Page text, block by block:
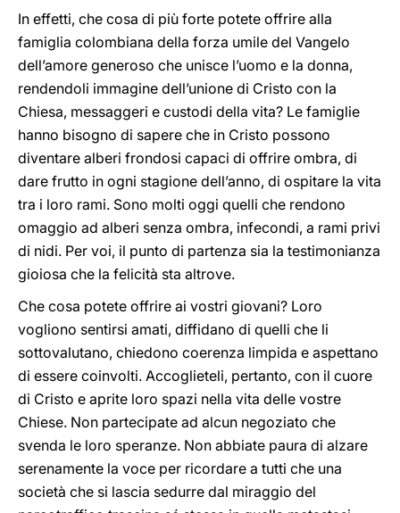
In effetti, che cosa di più forte potete offrire alla
famiglia colombiana della forza umile del Vangelo
dell’amore generoso che unisce l’uomo e la donna,
rendendoli immagine dell’unione di Cristo con la
Chiesa, messaggeri e custodi della vita? Le famiglie
hanno bisogno di sapere che in Cristo possono
diventare alberi frondosi capaci di offrire ombra, di
dare frutto in ogni stagione dell’anno, di ospitare la vita
tra i loro rami. Sono molti oggi quelli che rendono
omaggio ad alberi senza ombra, infecondi, a rami privi
di nidi. Per voi, il punto di partenza sia la testimonianza
gioiosa che la felicità sta altrove.
Che cosa potete offrire ai vostri giovani? Loro
vogliono sentirsi amati, diffidano di quelli che li
sottovalutano, chiedono coerenza limpida e aspettano
di essere coinvolti. Accoglieteli, pertanto, con il cuore
di Cristo e aprite loro spazi nella vita delle vostre
Chiese. Non partecipate ad alcun negoziato che
svenda le loro speranze. Non abbiate paura di alzare
serenamente la voce per ricordare a tutti che una
società che si lascia sedurre dal miraggio del